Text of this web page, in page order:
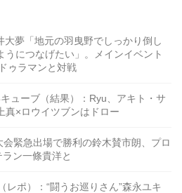
夢「地元の羽曳野でしっかり倒し
うにつなげたい」。メインイベント
ゥラマンと対戦
ューブ（結果）：Ryu、アキト・サ
真×ロウイツブンはドロー
緊急出場で勝利の鈴木賛市朗、プロ
ン一條貴洋と
レポ）：“闘うお巡りさん”森永ユキ